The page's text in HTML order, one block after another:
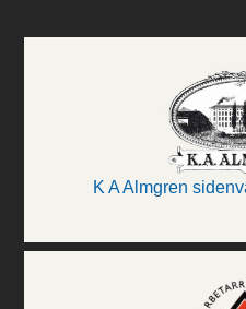
K A Almgren